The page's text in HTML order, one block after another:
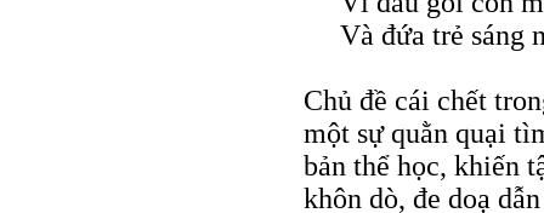
Và đứa trẻ sáng
Chủ đề cái chết
một sự quằn quại
bản thể học, khiến
khôn dò, đe doạ